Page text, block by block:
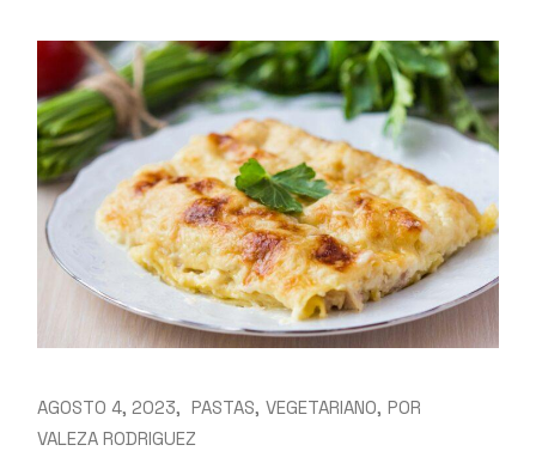
AGOSTO 4, 2023 PASTAS VEGETARIANO POR
VALEZA RODRIGUEZ